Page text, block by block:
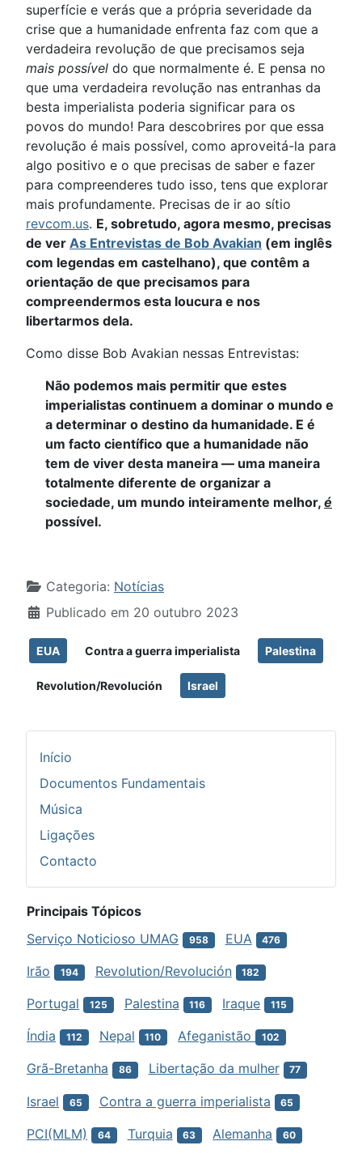
superfície e verás que a própria severidade da
crise que a humanidade enfrenta faz com que a
verdadeira revolução de que precisamos seja
mais possível do que normalmente é. E pensa no
que uma verdadeira revolução nas entranhas da
besta imperialista poderia significar para os
povos do mundo! Para descobrires por que essa
revolução é mais possível, como aproveitá-la para
algo positivo e o que precisas de saber e fazer
para compreenderes tudo isso, tens que explorar
mais profundamente. Precisas de ir ao sítio
revcom.us. E, sobretudo, agora mesmo, precisas
de ver As Entrevistas de Bob Avakian (em inglês
com legendas em castelhano), que contêm a
orientação de que precisamos para
compreendermos esta loucura e nos
libertarmos dela.
Como disse Bob Avakian nessas Entrevistas:
Não podemos mais permitir que estes
imperialistas continuem a dominar o mundo e
a determinar o destino da humanidade. E é
um facto científico que a humanidade não
tem de viver desta maneira — uma maneira
totalmente diferente de organizar a
sociedade, um mundo inteiramente melhor, é
possível.
Detalhes
Categoria: Notícias
Publicado em 20 outubro 2023
EUA Contra a guerra imperialista Palestina
Revolution/Revolución Israel
Início
Documentos Fundamentais
Música
Ligações
Contacto
Principais Tópicos
Serviço Noticioso UMAG
958 EUA 476
Irão 194 Revolution/Revolución 182
Portugal 125 Palestina 116 Iraque 115
Índia 112 Nepal 110 Afeganistão 102
Grã-Bretanha 86 Libertação da mulher 77
Israel 65 Contra a guerra imperialista 65
PCI(MLM) 64 Turquia 63 Alemanha 60